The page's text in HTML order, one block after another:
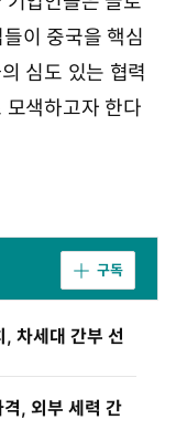
이 중국을 핵심
심도 있는 협력
모색하고자 한다
구독
차세대 간부 선
, 외부 세력 간